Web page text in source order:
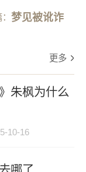
梦见被讹诈
更多
朱枫为什么
10-16